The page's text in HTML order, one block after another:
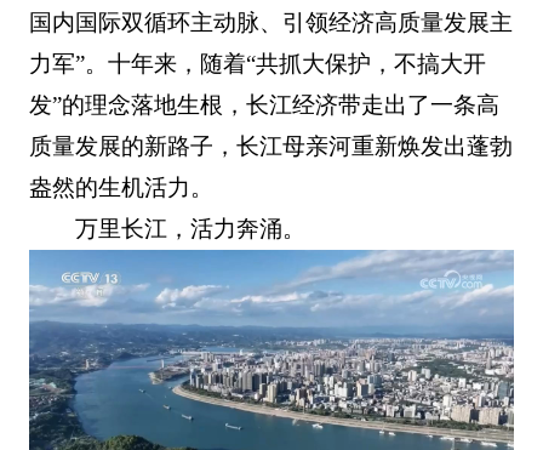
国内国际双循环主动脉、引领经济高质量发展主
力军”。十年来，随着“共抓大保护，不搞大开
发”的理念落地生根，长江经济带走出了一条高
质量发展的新路子，长江母亲河重新焕发出蓬勃
盎然的生机活力。
万里长江，活力奔涌。